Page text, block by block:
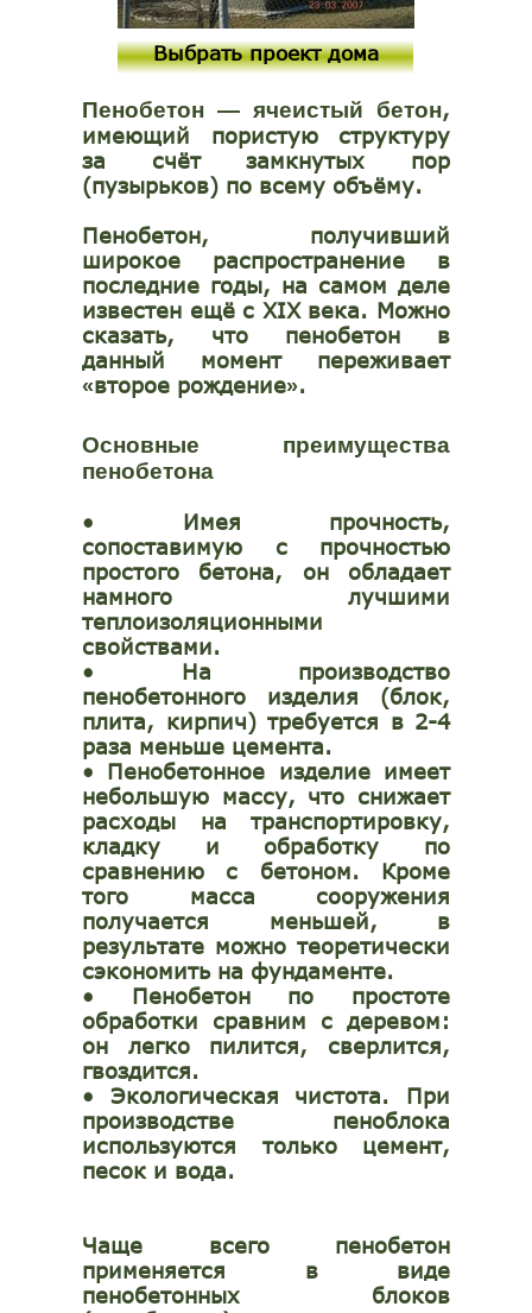
Пенобетон — ячеистый бетон,
имеющий пористую структуру
за счёт замкнутых пор
(пузырьков) по всему объёму.
Пенобетон, получивший
широкое распространение в
последние годы, на самом деле
известен ещё с XIX века. Можно
сказать, что пенобетон в
данный момент переживает
«второе рождение».
Выбрать проект дома
Основные преимущества
пенобетона
•
Имея прочность,
сопоставимую с прочностью
простого бетона, он обладает
намного лучшими
теплоизоляционными
свойствами.
•
На производство
пенобетонного изделия (блок,
плита, кирпич) требуется в 2-4
раза меньше цемента.
• Пенобетонное изделие имеет
небольшую массу, что снижает
расходы на транспортировку,
кладку и обработку по
сравнению с бетоном. Кроме
того масса сооружения
получается меньшей, в
результате можно теоретически
сэкономить на фундаменте.
•
Пенобетон по простоте
обработки сравним с деревом:
он легко пилится, сверлится,
гвоздится.
•
Экологическая чистота. При
производстве пеноблока
используются только цемент,
песок и вода.
Чаще всего пенобетон
применяется в виде
пенобетонных блоков